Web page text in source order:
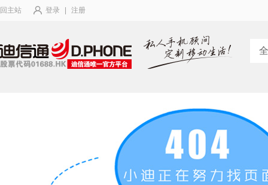
回主站 登录 注册